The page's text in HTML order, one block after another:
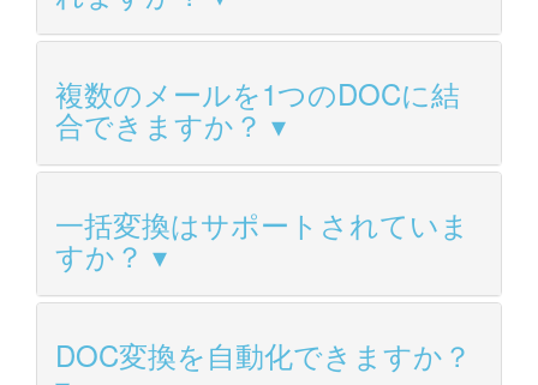
複数のメールを1つのDOCに結
合できますか？
一括変換はサポートされていま
すか？
DOC変換を自動化できますか？